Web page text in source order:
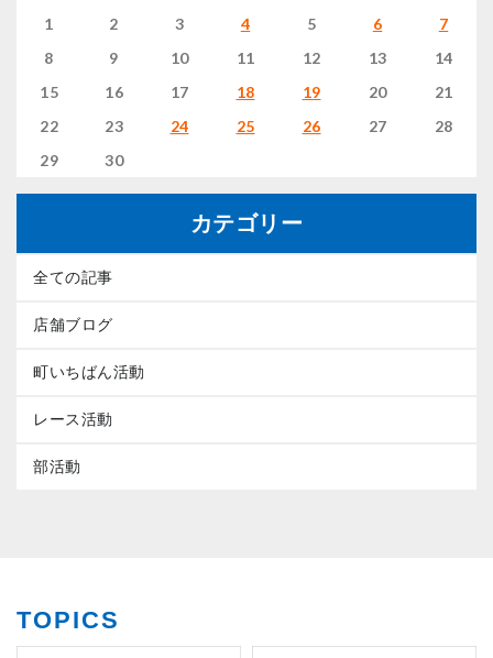
1
2 3 4 5 6
7
8
9 10 11 12 13
14
15
16 17 18 19 20
21
22
23 24 25 26 27
28
29
30
カテゴリー
全ての記事
店舗ブログ
町いちばん活動
レース活動
部活動
TOPICS